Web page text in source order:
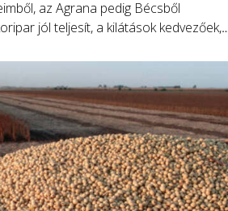
az Agrana pedig Bécsből
jól teljesít, a kilátások kedvezőek,
árára nem panaszkodhatnak.